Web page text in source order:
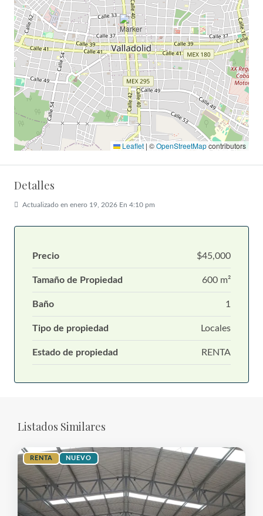
Leaflet | ©OpenStreetMapcontributors
Detalles
Actualizado en enero 19, 2026 En 4:10 pm
Precio $45,000
Tamaño de Propiedad 600 m²
Baño 1
Tipo de propiedad Locales
Estado de propiedad RENTA
Listados Similares
RENTA NUEVO